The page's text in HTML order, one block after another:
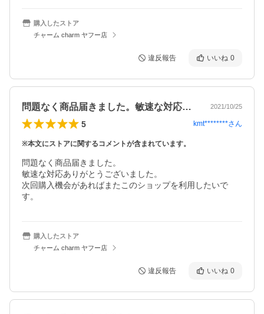
購入したストア
チャーム charm ヤフー店
違反報告 いいね 0
問題なく商品届きました。敏速な対応あり… 2021/10/25
5 kmt********さん
※本文にストアに関するコメントが含まれています。
問題なく商品届きました。
敏速な対応ありがとうございました。
次回購入機会があればまたこのショップを利用したいで
す。
購入したストア
チャーム charm ヤフー店
違反報告 いいね 0